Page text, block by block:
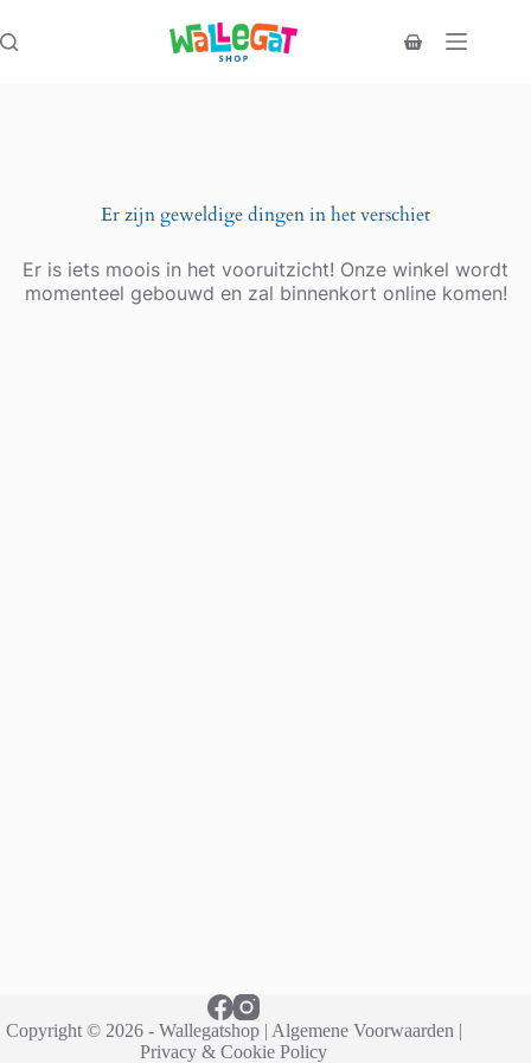
naar
de
Winkelwagen
Er zijn geweldige dingen in het verschiet
Er is iets moois in het vooruitzicht! Onze winkel wordt
momenteel gebouwd en zal binnenkort online komen!
Copyright © 2026 - Wallegatshop | Algemene Voorwaarden |
Privacy & Cookie Policy